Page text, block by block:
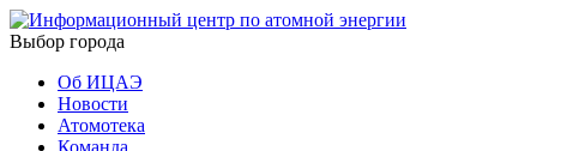
Выбор города
Об ИЦАЭ
Новости
Атомотека
Команда